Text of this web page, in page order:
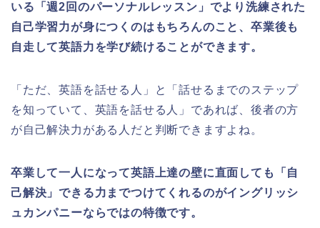
いる「週2回のパーソナルレッスン」でより洗練された
自己学習力が身につくのはもちろんのこと、卒業後も
自走して英語力を学び続けることができます。
「ただ、英語を話せる人」と「話せるまでのステップ
を知っていて、英語を話せる人」であれば、後者の方
が自己解決力がある人だと判断できますよね。
卒業して一人になって英語上達の壁に直面しても「自
己解決」できる力までつけてくれるのがイングリッシ
ュカンパニーならではの特徴です。